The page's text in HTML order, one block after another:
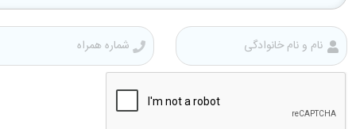
نام
و
نام
خانوادگی